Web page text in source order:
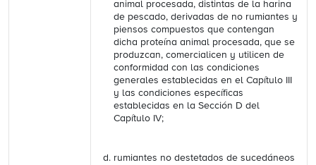
animal procesada, distintas de la harina
de pescado, derivadas de no rumiantes y
piensos compuestos que contengan
dicha proteína animal procesada, que se
produzcan, comercialicen y utilicen de
conformidad con las condiciones
generales establecidas en el Capítulo III
y las condiciones específicas
establecidas en la Sección D del
Capítulo IV;
rumiantes no destetados de sucedáneos